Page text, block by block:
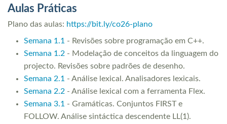
Aulas Práticas
Plano das aulas: https://bit.ly/co26-plano
Semana 1.1 - Revisões sobre programação em C++.
Semana 1.2 - Modelação de conceitos da linguagem do
projecto. Revisões sobre padrões de desenho.
Semana 2.1 - Análise lexical. Analisadores lexicais.
Semana 2.2 - Análise lexical com a ferramenta Flex.
Semana 3.1 - Gramáticas. Conjuntos FIRST e
FOLLOW. Análise sintáctica descendente LL(1).